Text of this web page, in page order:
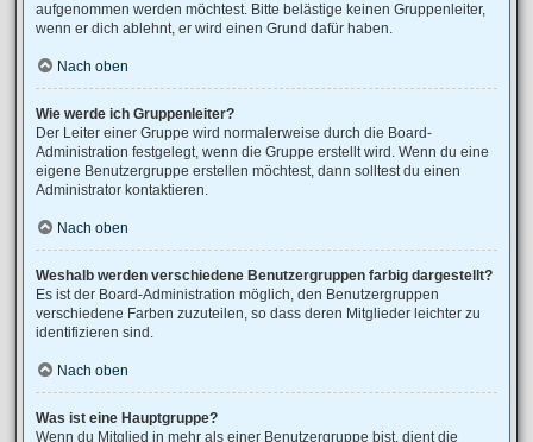
aufgenommen werden möchtest. Bitte belästige keinen Gruppenleiter,
wenn er dich ablehnt, er wird einen Grund dafür haben.
Nach oben
Wie werde ich Gruppenleiter?
Der Leiter einer Gruppe wird normalerweise durch die Board-
Administration festgelegt, wenn die Gruppe erstellt wird. Wenn du eine
eigene Benutzergruppe erstellen möchtest, dann solltest du einen
Administrator kontaktieren.
Nach oben
Weshalb werden verschiedene Benutzergruppen farbig dargestellt?
Es ist der Board-Administration möglich, den Benutzergruppen
verschiedene Farben zuzuteilen, so dass deren Mitglieder leichter zu
identifizieren sind.
Nach oben
Was ist eine Hauptgruppe?
Wenn du Mitglied in mehr als einer Benutzergruppe bist, dient die